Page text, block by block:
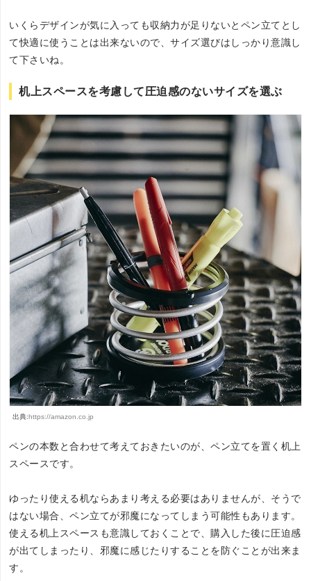
いくらデザインが気に入っても収納力が足りないとペン立てとし
て快適に使うことは出来ないので、サイズ選びはしっかり意識し
て下さいね。
机上スペースを考慮して圧迫感のないサイズを選ぶ
出典:https://amazon.co.jp
ペンの本数と合わせて考えておきたいのが、ペン立てを置く机上
スペースです。
ゆったり使える机ならあまり考える必要はありませんが、そうで
はない場合、ペン立てが邪魔になってしまう可能性もあります。
使える机上スペースも意識しておくことで、購入した後に圧迫感
が出てしまったり、邪魔に感じたりすることを防ぐことが出来ま
す。